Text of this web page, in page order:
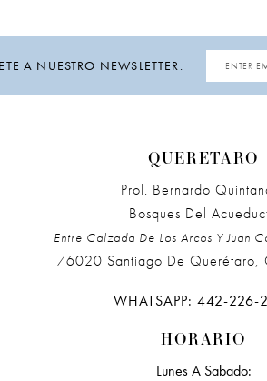
A NUESTRO NEWSLETTER:
QUERETARO
Prol. Bernardo
Bosques Del
Entre Calzada De Los Arcos Y Juan
76020 Santiago De Querétaro,
WHATSAPP: 442-226-
HORARIO
Lunes A Sabado: